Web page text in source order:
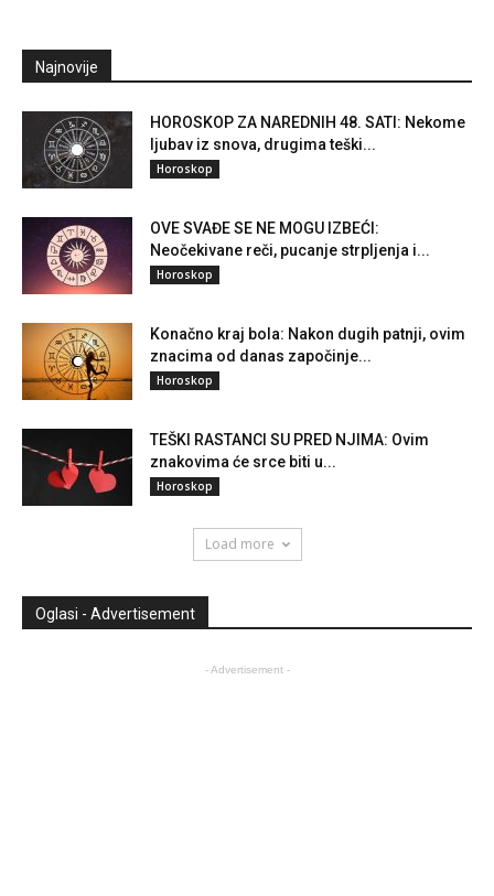
Najnovije
HOROSKOP ZA NAREDNIH 48. SATI: Nekome
ljubav iz snova, drugima teški...
Horoskop
OVE SVAĐE SE NE MOGU IZBEĆI:
Neočekivane reči, pucanje strpljenja i...
Horoskop
Konačno kraj bola: Nakon dugih patnji, ovim
znacima od danas započinje...
Horoskop
TEŠKI RASTANCI SU PRED NJIMA: Ovim
znakovima će srce biti u...
Horoskop
Load more
Oglasi - Advertisement
- Advertisement -